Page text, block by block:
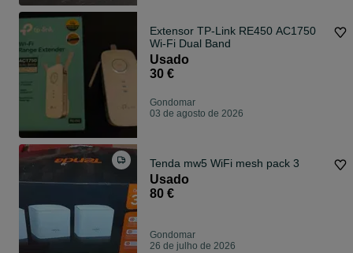
Extensor TP-Link RE450 AC1750
Wi-Fi Dual Band
Usado
30 €
Gondomar
03 de agosto de 2026
Tenda mw5 WiFi mesh pack 3
Usado
80 €
Gondomar
26 de julho de 2026